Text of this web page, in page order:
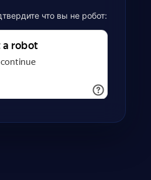
что вы не робот: